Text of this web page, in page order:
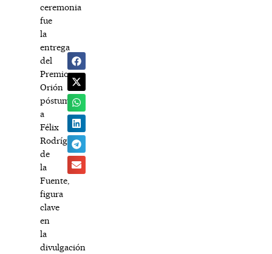
ceremonia
fue
la
entrega
del
Premio
Orión
póstumo
a
Félix
Rodríguez
de
la
Fuente,
figura
clave
en
la
divulgación